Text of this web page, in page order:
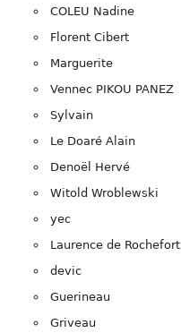
COLEU Nadine
Florent Cibert
Marguerite
Vennec PIKOU PANEZ
Sylvain
Le Doaré Alain
Denoël Hervé
Witold Wroblewski
yec
Laurence de Rochefort
devic
Guerineau
Griveau